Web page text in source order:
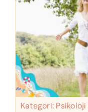
Kategori: Psikoloji